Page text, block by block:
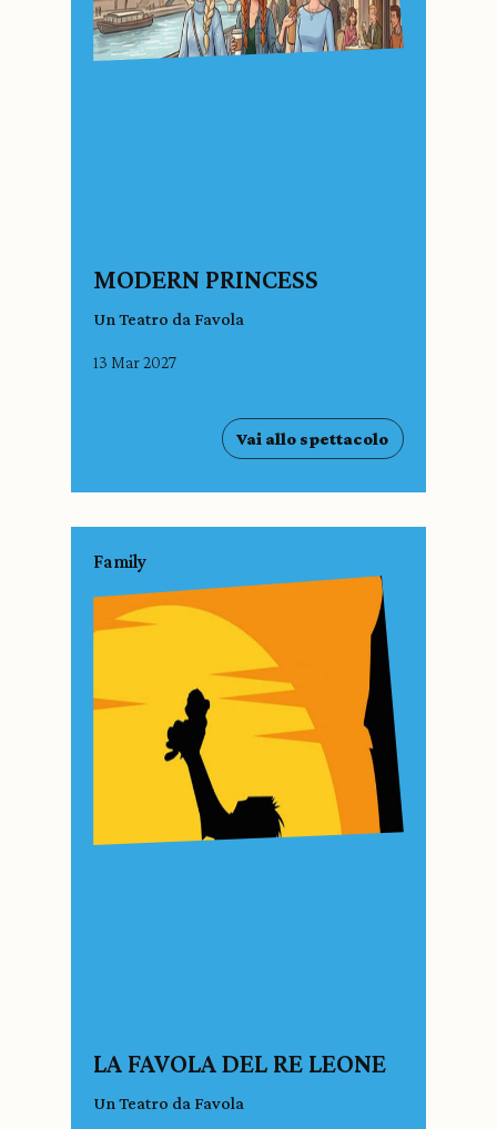
MODERN PRINCESS
Un Teatro da Favola
13 Mar 2027
Vai allo spettacolo
Family
LA FAVOLA DEL RE LEONE
Un Teatro da Favola